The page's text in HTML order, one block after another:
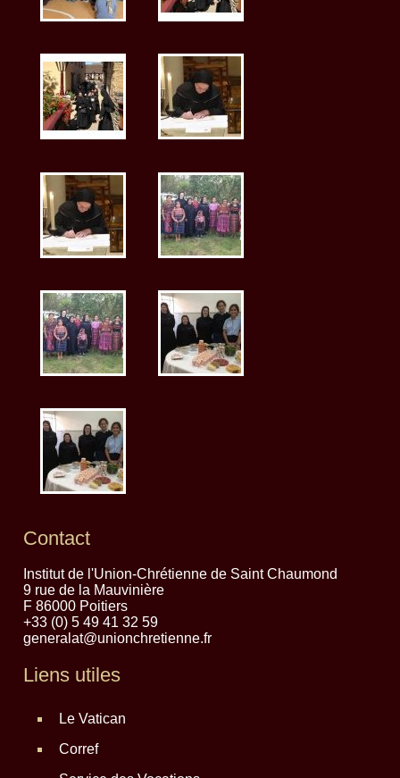
Contact
Institut de l'Union-Chrétienne de Saint Chaumond
9 rue de la Mauvinière
F 86000 Poitiers
+33 (0) 5 49 41 32 59
generalat@unionchretienne.fr
Liens utiles
Le Vatican
Corref